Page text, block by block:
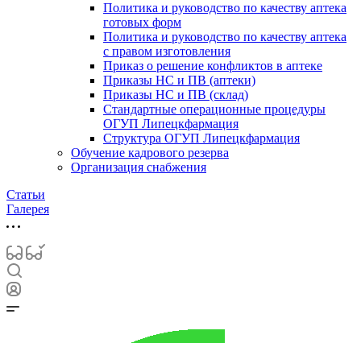
Политика и руководство по качеству аптека
готовых форм
Политика и руководство по качеству аптека
с правом изготовления
Приказ о решение конфликтов в аптеке
Приказы НС и ПВ (аптеки)
Приказы НС и ПВ (склад)
Стандартные операционные процедуры
ОГУП Липецкфармация
Структура ОГУП Липецкфармация
Обучение кадрового резерва
Организация снабжения
Статьи
Галерея